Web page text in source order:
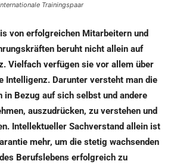
Trainingspaar
von erfolgreichen Mitarbeitern und
beruht nicht allein auf
Vielfach verfügen sie vor allem über
Intelligenz. Darunter versteht man die
in Bezug auf sich selbst und andere
auszudrücken, zu verstehen und
Intellektueller Sachverstand allein ist
mehr, um die stetig wachsenden
Berufslebens erfolgreich zu